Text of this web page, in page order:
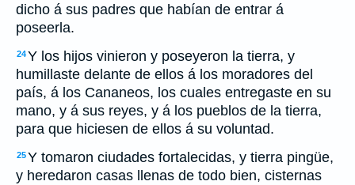
dicho á sus padres que habían de entrar á
poseerla.
24Y los hijos vinieron y poseyeron la tierra, y
humillaste delante de ellos á los moradores del
país, á los Cananeos, los cuales entregaste en su
mano, y á sus reyes, y á los pueblos de la tierra,
para que hiciesen de ellos á su voluntad.
25Y tomaron ciudades fortalecidas, y tierra pingüe,
y heredaron casas llenas de todo bien, cisternas